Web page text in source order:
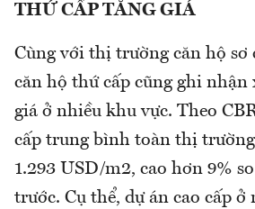
THỨ CẤP TĂNG GIÁ
Cùng với thị trường căn hộ sơ
căn hộ thứ cấp cũng ghi nhận
giá ở nhiều khu vực. Theo
cấp trung bình toàn thị
1.293 USD/m2, cao hơn 9%
trước. Cụ thể, dự án cao cấp ở